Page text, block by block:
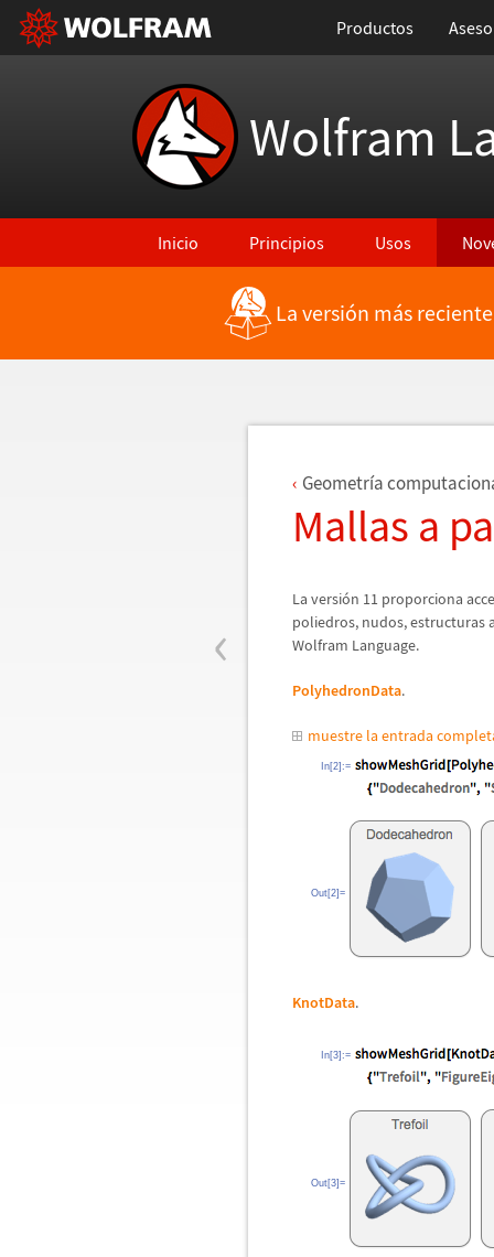
Productos
Wolfram
Inicio Principios Usos
Regresar a Características más recientes
La versión más
‹
Geometría
Mallas a
La versión 11 proporciona
poliedros, nudos, estructuras
Wolfram Language.
PolyhedronData.
muestre la entrada
In[2]:=
Out[2]=
KnotData.
In[3]:=
Out[3]=